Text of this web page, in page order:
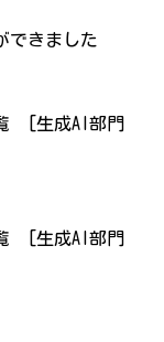
きました
[生成AI部門
[生成AI部門